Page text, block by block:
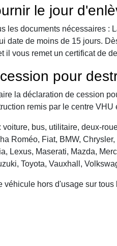
le jour
les documents nécessaires :
date de moins de 15 jours.
il vous remet un certificat de
pour
la déclaration de cession
remis par le centre
bus, utilitaire, deux-
Roméo, Fiat, BMW,
Lexus, Maserati, Mazda,
Toyota, Vauxhall,
hors d'usage sur